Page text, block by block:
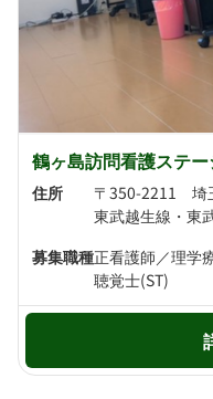
鶴ヶ島訪問看護ステ
住所
募集職種正看護師／理学
聴覚士(ST)